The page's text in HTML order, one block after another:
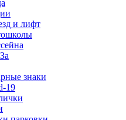
и лифт
знаки
19